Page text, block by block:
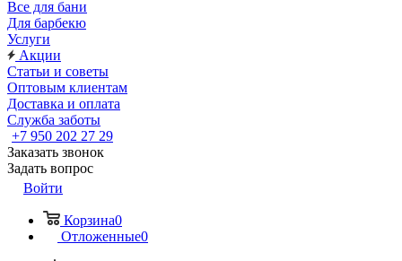
Все для бани
Для барбекю
Услуги
Акции
Статьи и советы
Оптовым клиентам
Доставка и оплата
Служба заботы
+7 950 202 27 29
Заказать звонок
Задать вопрос
Войти
Корзина0
Отложенные0